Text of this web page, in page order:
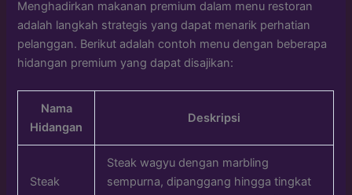
Menghadirkan makanan premium dalam menu restoran
adalah langkah strategis yang dapat menarik perhatian
pelanggan. Berikut adalah contoh menu dengan beberapa
hidangan premium yang dapat disajikan:
Nama
Hidangan
Deskripsi
Steak
Steak wagyu dengan marbling
sempurna, dipanggang hingga tingkat